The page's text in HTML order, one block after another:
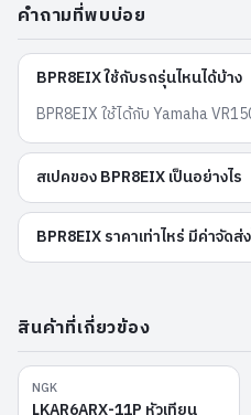
คำถามที่พบบ่อย
BPR8EIX ใช้กับรถรุ่นไหนได้บ้าง
BPR8EIX ใช้ได้กับ Yamaha
สเปคของ BPR8EIX เป็นอย่างไร
BPR8EIX ราคาเท่าไหร่ มีค่าจัดส่
สินค้าที่เกี่ยวข้อง
NGK